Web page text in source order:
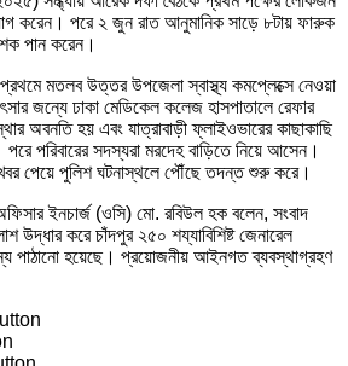
করেন। পরে ২ জুন রাত আনুমানিক সাড়ে ৮টায় ফারুক
পান করেন।
মতলব উত্তর উপজেলা স্বাস্থ্য কমপ্লেক্সে নেওয়া
জন্যে ঢাকা মেডিকেল কলেজ হাসপাতালে রেফার
অবনতি হয় এবং যাত্রাবাড়ী ফ্লাইওভারের কাছাকাছি
পরিবারের সদস্যরা মরদেহ বাড়িতে নিয়ে আসেন।
পেয়ে পুলিশ ঘটনাস্থলে পৌঁছে তদন্ত শুরু করে।
ইনচার্জ (ওসি) মো. রবিউল হক বলেন, সংবাদ
উদ্ধার করে চাঁদপুর ২৫০ শয্যাবিশিষ্ট জেনারেল
পাঠানো হয়েছে। প্রয়োজনীয় আইনগত ব্যবস্থাগ্রহণ